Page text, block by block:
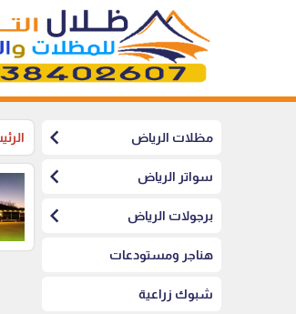
مظلات الرياض chevron_left
سواتر الرياض chevron_left
برجولات الرياض chevron_left
هناجر ومستودعات
شبوك زراعية